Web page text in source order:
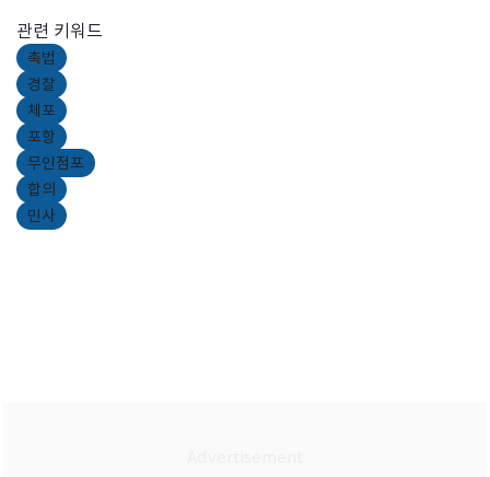
관련 키워드
촉법
경찰
체포
포항
무인점포
합의
민사